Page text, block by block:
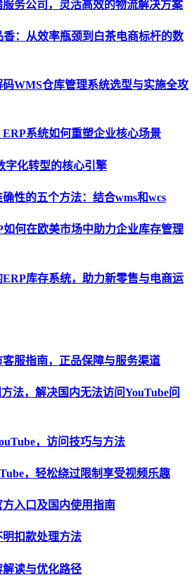
务公司，灵活高效的物流解决方案
：从效率瓶颈到白茶电商标杆的数
WMS仓库管理系统选型与实施全攻
系统如何重塑企业核心场景
字化转型的核心引擎
性的五个方法：结合wms和wcs
何在欧美市场中助力企业库存管理
库存系统，助力新零售与电商运
服指南，正品保障与服务渠道
法，解决国内无法访问YouTube问
，访问技巧与方法
，轻松绕过限制享受视频乐趣
入口及国内使用指南
扣款处理方法
读与优化路径